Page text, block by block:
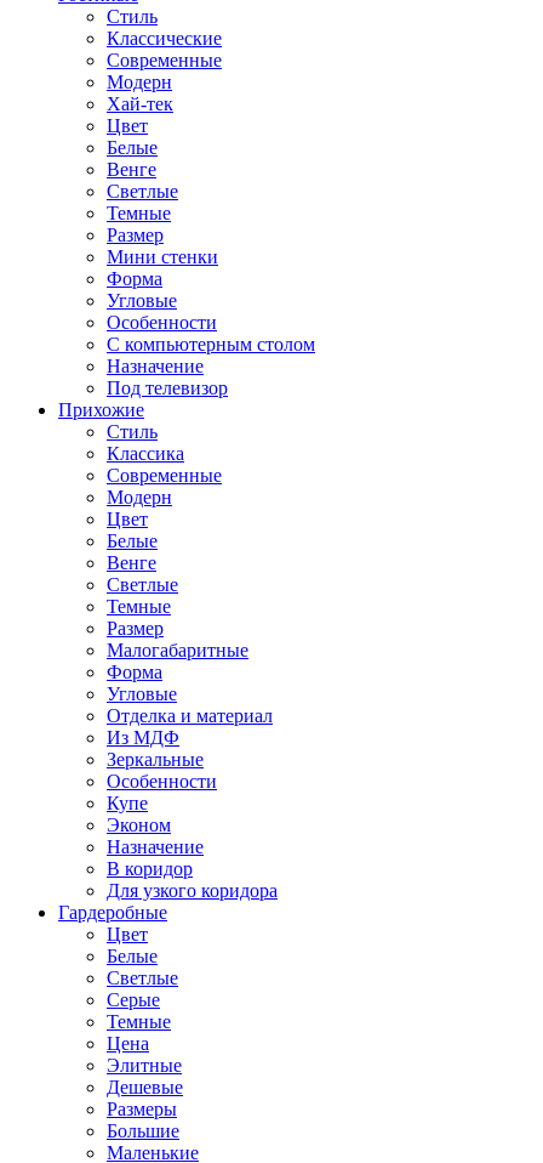
Стиль
Классические
Современные
Модерн
Хай-тек
Цвет
Белые
Венге
Светлые
Темные
Размер
Мини стенки
Форма
Угловые
Особенности
С компьютерным столом
Назначение
Под телевизор
Прихожие
Стиль
Классика
Современные
Модерн
Цвет
Белые
Венге
Светлые
Темные
Размер
Малогабаритные
Форма
Угловые
Отделка и материал
Из МДФ
Зеркальные
Особенности
Купе
Эконом
Назначение
В коридор
Для узкого коридора
Гардеробные
Цвет
Белые
Светлые
Серые
Темные
Цена
Элитные
Дешевые
Размеры
Большие
Маленькие